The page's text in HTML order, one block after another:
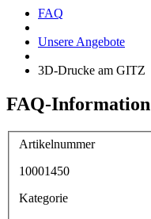
FAQ
Unsere Angebote
3D-Drucke am GITZ
FAQ-Information
Artikelnummer
10001450
Kategorie